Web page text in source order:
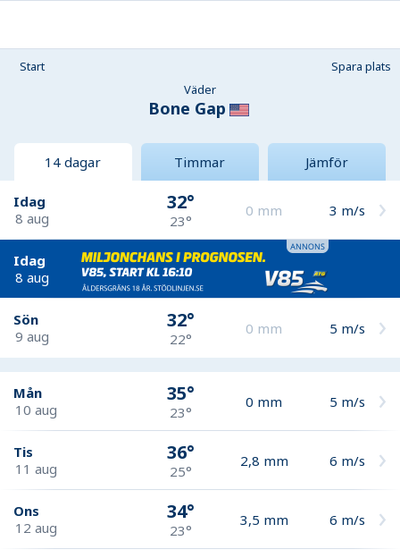
Start
Spara plats
Väder
Bone Gap
14 dagar Timmar Jämför
Idag
8 aug
32°
23°
0 mm 3 m/s
Idag
8 aug
Sön
9 aug
32°
22°
0 mm 5 m/s
Mån
10 aug
35°
23°
0 mm 5 m/s
Tis
11 aug
36°
25°
2,8 mm 6 m/s
Ons
12 aug
34°
23°
3,5 mm 6 m/s